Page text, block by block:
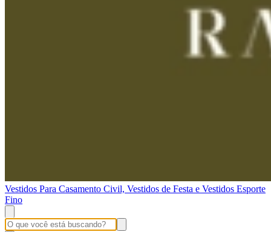
Vestidos Para Casamento Civil, Vestidos de Festa e Vestidos Esporte
Fino